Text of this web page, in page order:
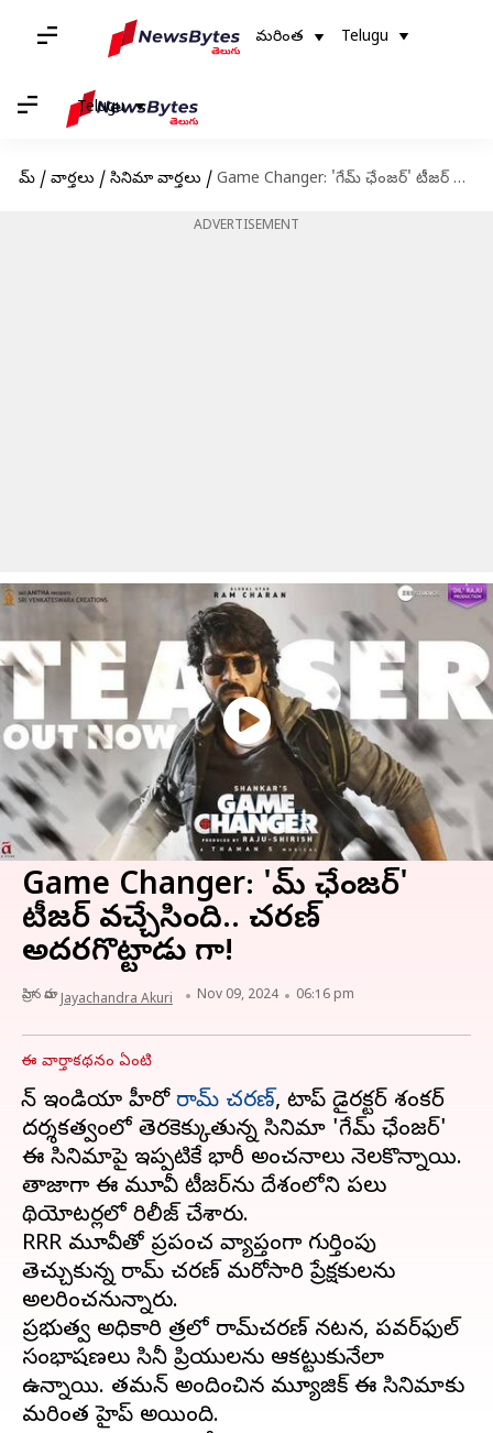
మరింత Telugu
Telugu
హోమ్ / వార్తలు / సినిమా వార్తలు / Game Changer: 'గేమ్ ఛేంజర్' టీజర్ వచ్చేసింది.. చరణ్ అదరగొట్టాడు గా!
ADVERTISEMENT
Game Changer: 'గేమ్ ఛేంజర్'
టీజర్ వచ్చేసింది.. చరణ్
అదరగొట్టాడు గా!
వ్రాసిన వారు Jayachandra Akuri Nov 09, 2024 06:16 pm
ఈ వార్తాకథనం ఏంటి
పాన్ ఇండియా హీరోరామ్ చరణ్, టాప్ డైరక్టర్ శంకర్
దర్శకత్వంలో తెరకెక్కుతున్న సినిమా 'గేమ్ ఛేంజర్'
ఈ సినిమాపై ఇప్పటికే భారీ అంచనాలు నెలకొన్నాయి.
తాజాగా ఈ మూవీ టీజర్‌ను దేశంలోని పలు
థియోటర్లలో రిలీజ్ చేశారు.
RRR మూవీతో ప్రపంచ వ్యాప్తంగా గుర్తింపు
తెచ్చుకున్న రామ్ చరణ్ మరోసారి ప్రేక్షకులను
అలరించనున్నారు.
ప్రభుత్వ అధికారి పాత్రలో రామ్‌చరణ్‌ నటన, పవర్‌ఫుల్‌
సంభాషణలు సినీ ప్రియులను ఆకట్టుకునేలా
ఉన్నాయి. తమన్‌ అందించిన మ్యూజిక్‌ ఈ సినిమాకు
మరింత హైప్ అయింది.